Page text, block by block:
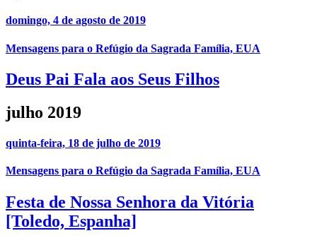
domingo, 4 de agosto de 2019
Mensagens para o Refúgio da Sagrada Família, EUA
Deus Pai Fala aos Seus Filhos
julho 2019
quinta-feira, 18 de julho de 2019
Mensagens para o Refúgio da Sagrada Família, EUA
Festa de Nossa Senhora da Vitória
[Toledo, Espanha]